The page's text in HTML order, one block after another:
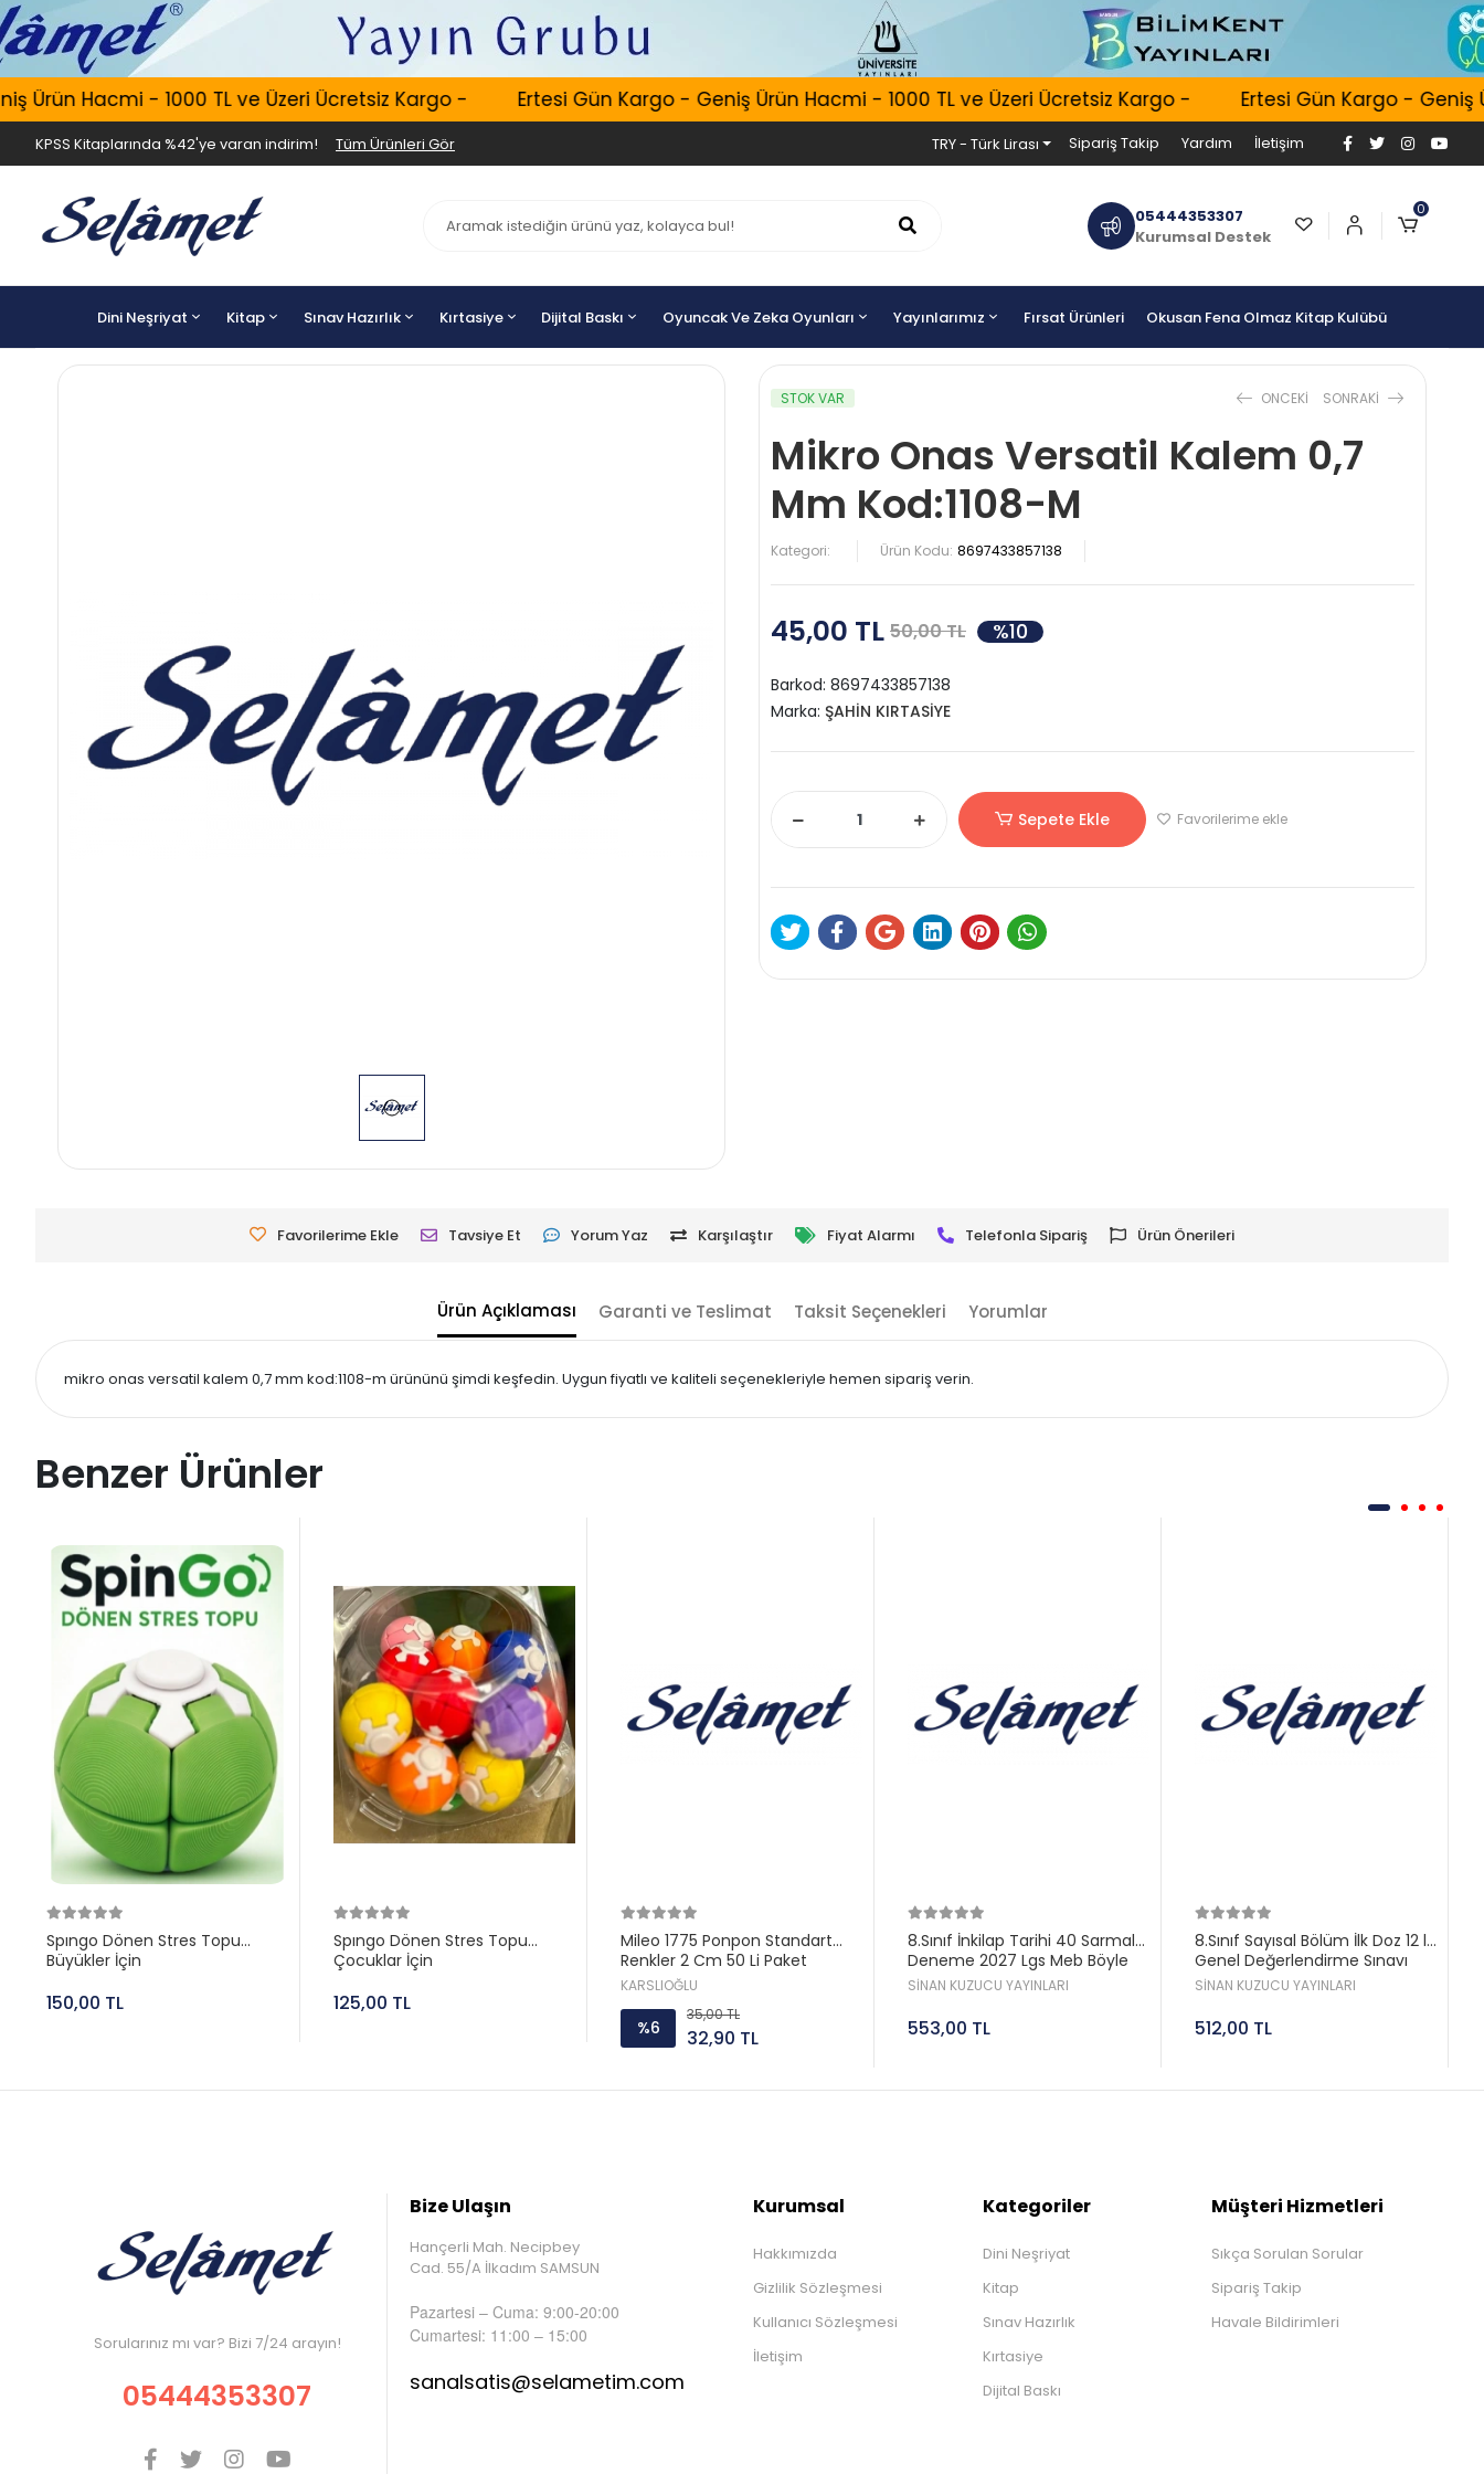
Hacmi - 1000 TL ve Üzeri Ücretsiz Kargo - Ertesi Gün Kargo - Geniş Ürün Hacmi - 1000 TL ve Üzeri Ücretsiz Kargo - Ertesi Gün Kargo - Geniş
KPSS Kitaplarında %42'ye varan indirim! Tüm Ürünleri Gör TRY - Türk Lirası Sipariş Takip Yardım İletişim
05444353307
Kurumsal Destek
0
Dini Neşriyat Kitap Sınav Hazırlık Kırtasiye Dijital Baskı Oyuncak Ve Zeka Oyunları Yayınlarımız Fırsat Ürünleri Okusan Fena Olmaz Kitap Kulübü
STOK VAR ONCEKI SONRAKI
Mikro Onas Versatil Kalem 0,7
Mm Kod:1108-M
Kategori: Ürün Kodu: 8697433857138
45,00 TL 50,00 TL %10
Barkod: 8697433857138
Marka: ŞAHİN KIRTASİYE
Sepete Ekle Favorilerime ekle
Favorilerime Ekle Tavsiye Et Yorum Yaz Karşılaştır Fiyat Alarmı Telefonla Sipariş Ürün Önerileri
Ürün Açıklaması Garanti ve Teslimat Taksit Seçenekleri Yorumlar
mikro onas versatil kalem 0,7 mm kod:1108-m ürününü şimdi keşfedin. Uygun fiyatlı ve kaliteli seçenekleriyle hemen sipariş verin.
Benzer Ürünler
Spıngo Dönen Stres Topu
Büyükler İçin
150,00 TL
Spıngo Dönen Stres Topu
Çocuklar İçin
125,00 TL
Mileo 1775 Ponpon Standart
Renkler 2 Cm 50 Li Paket
KARSLIOĞLU
%6
35,00 TL
32,90 TL
8.Sınıf İnkilap Tarihi 40 Sarmal
Deneme 2027 Lgs Meb Böyle
Sorar Sinan Kuzucu
SİNAN KUZUCU YAYINLARI
553,00 TL
8.Sınıf Sayısal Bölüm İlk Doz 12 li
Genel Değerlendirme Sınavı
2027 Lgs Sinan Kuzucu
SİNAN KUZUCU YAYINLARI
512,00 TL
Sorularınız mı var? Bizi 7/24 arayın!
05444353307
Bize Ulaşın
Hançerli Mah. Necipbey
Cad. 55/A İlkadım SAMSUN
Pazartesi – Cuma: 9:00-20:00
Cumartesi: 11:00 – 15:00
sanalsatis@selametim.com
Kurumsal
Hakkımızda
Gizlilik Sözleşmesi
Kullanıcı Sözleşmesi
İletişim
Kategoriler
Dini Neşriyat
Kitap
Sınav Hazırlık
Kırtasiye
Dijital Baskı
Müşteri Hizmetleri
Sıkça Sorulan Sorular
Sipariş Takip
Havale Bildirimleri